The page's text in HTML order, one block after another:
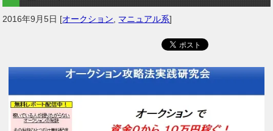
2016年9月5日 [オークション マニュアル系]